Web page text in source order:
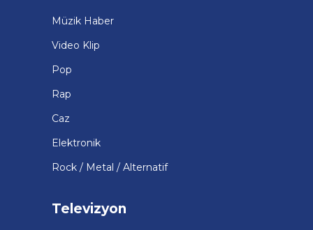
Müzik Haber
Video Klip
Pop
Rap
Caz
Elektronik
Rock / Metal / Alternatif
Televizyon